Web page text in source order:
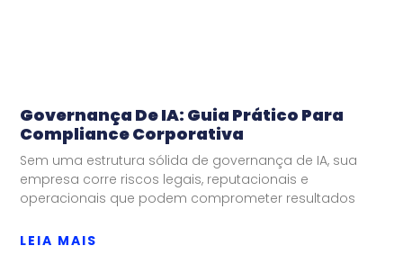
Governança De IA: Guia Prático Para
Compliance Corporativa
Sem uma estrutura sólida de governança de IA, sua
empresa corre riscos legais, reputacionais e
operacionais que podem comprometer resultados
LEIA MAIS